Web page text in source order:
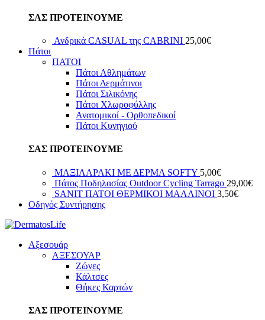
ΣΑΣ ΠΡΟΤΕΙΝΟΥΜΕ
Ανδρικά CASUAL της CABRINI 25,00€
Πάτοι
ΠΑΤΟΙ
Πάτοι Αθλημάτων
Πάτοι Δερμάτινοι
Πάτοι Σιλικόνης
Πάτοι Χλωροφύλλης
Ανατομικοί - Ορθοπεδικοί
Πάτοι Κυνηγιού
ΣΑΣ ΠΡΟΤΕΙΝΟΥΜΕ
ΜΑΞΙΛΑΡΑΚΙ ΜΕ ΔΕΡΜΑ SOFTY 5,00€
Πάτος Ποδηλασίας Outdoor Cycling Tarrago 29,00€
SANIT ΠΑΤΟΙ ΘΕΡΜΙΚΟΙ ΜΑΛΛΙΝΟΙ 3,50€
Οδηγός Συντήρησης
Αξεσουάρ
ΑΞΕΣΟΥΑΡ
Ζώνες
Κάλτσες
Θήκες Καρτών
ΣΑΣ ΠΡΟΤΕΙΝΟΥΜΕ